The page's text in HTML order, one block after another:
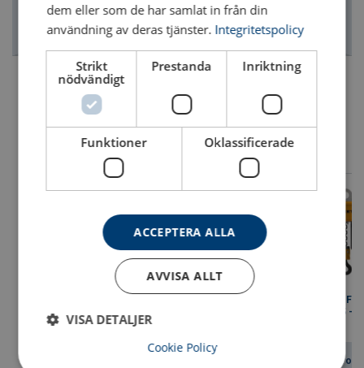
MOBILUS MOB
Eltelfer
STAR 125 –
Se
dem eller som de har samlat in från din
användning av deras tjänster. Integritetspolicy
Strikt
nödvändigt
Prestanda Inriktning
Funktioner Oklassificerade
ACCEPTERA ALLA
AVVISA ALLT
VISA DETALJER
Cookie Policy